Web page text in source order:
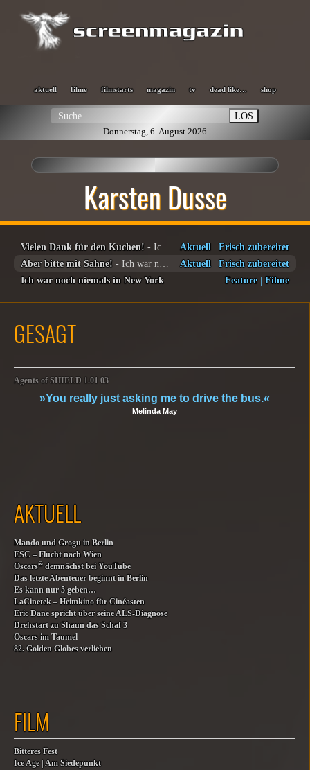
aktuell filme filmstarts magazin tv dead like… shop
LOS
Donnerstag, 6. August 2026
Karsten Dusse
Vielen Dank für den Kuchen! Aktuell | Frisch zubereitet
Aber bitte mit Sahne!
Aktuell | Frisch zubereitet
Ich war noch niemals in New York
Feature| Filme
GESAGT
Agents of SHIELD 1.01 03
»You really just asking me to drive the bus.«
Melinda May
AKTUELL
Mando und Grogu in Berlin
ESC – Flucht nach Wien
Oscars® demnächst bei YouTube
Das letzte Abenteuer beginnt in Berlin
Es kann nur 5 geben…
LaCinetek – Heimkino für Cinéasten
Eric Dane spricht über seine ALS-Diagnose
Drehstart zu Shaun das Schaf 3
Oscars im Taumel
82. Golden Globes verliehen
FILM
Bitteres Fest
Ice Age | Am Siedepunkt